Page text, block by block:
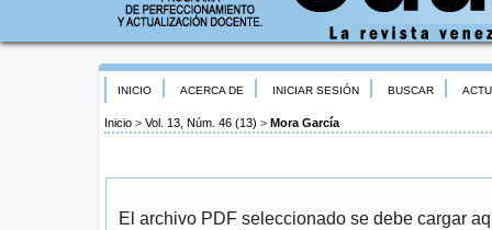
INICIO ACERCA DE INICIAR SESIÓN BUSCAR
Inicio > Vol. 13, Núm. 46 (13) > Mora García
El archivo PDF seleccionado se debe cargar